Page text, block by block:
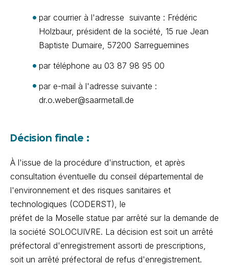
par courrier à l'adresse suivante : Frédéric
Holzbaur, président de la société, 15 rue Jean
Baptiste Dumaire, 57200 Sarreguemines
par téléphone au 03 87 98 95 00
par e-mail à l'adresse suivante :
dr.o.weber@saarmetall.de
Décision finale :
À l'issue de la procédure d'instruction, et après
consultation éventuelle du conseil départemental de
l'environnement et des risques sanitaires et
technologiques (CODERST), le
préfet de la Moselle statue par arrêté sur la demande de
la société SOLOCUIVRE. La décision est soit un arrêté
préfectoral d'enregistrement assorti de prescriptions,
soit un arrêté préfectoral de refus d'enregistrement.